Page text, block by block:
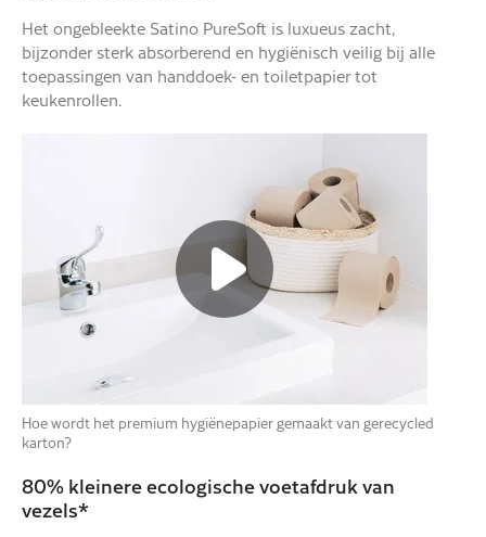
Het ongebleekte Satino PureSoft is luxueus zacht,
bijzonder sterk absorberend en hygiënisch veilig bij alle
toepassingen van handdoek- en toiletpapier tot
keukenrollen.
Hoe wordt het premium hygiënepapier gemaakt van gerecycled
karton?
80% kleinere ecologische voetafdruk van
vezels*